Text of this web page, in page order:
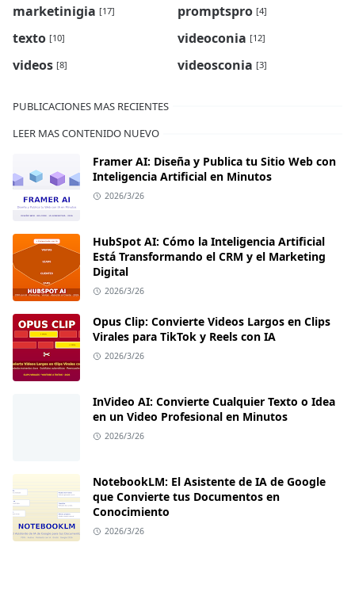
marketinigia [17] promptspro [4]
texto [10] videoconia [12]
videos [8] videosconia [3]
PUBLICACIONES MAS RECIENTES
LEER MAS CONTENIDO NUEVO
Framer AI: Diseña y Publica tu Sitio Web con
Inteligencia Artificial en Minutos
2026/3/26
HubSpot AI: Cómo la Inteligencia Artificial
Está Transformando el CRM y el Marketing
Digital
2026/3/26
Opus Clip: Convierte Videos Largos en Clips
Virales para TikTok y Reels con IA
2026/3/26
InVideo AI: Convierte Cualquier Texto o Idea
en un Video Profesional en Minutos
2026/3/26
NotebookLM: El Asistente de IA de Google
que Convierte tus Documentos en
Conocimiento
2026/3/26